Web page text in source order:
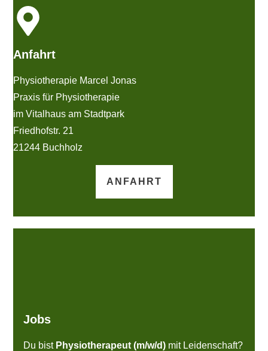
Anfahrt
Physiotherapie Marcel Jonas
Praxis für Physiotherapie
im Vitalhaus am Stadtpark
Friedhofstr. 21
21244 Buchholz
ANFAHRT
Jobs
Du bist Physiotherapeut (m/w/d)mit Leidenschaft?